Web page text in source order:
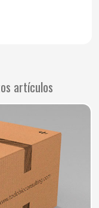
artículos